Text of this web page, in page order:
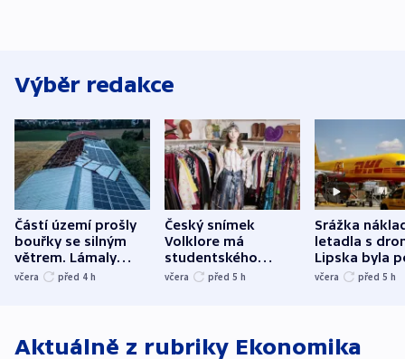
Výběr redakce
Částí území prošly
bouřky se silným
větrem. Lámaly
stromy a poničily
včera před 4 h
Český snímek
Volklore má
studentského
Oscara, zabojuje o
včera před 5 h
Srážka
letadla s
Lipska byla
německého
včera před 5 h
Aktuálně z rubriky Ekonomika